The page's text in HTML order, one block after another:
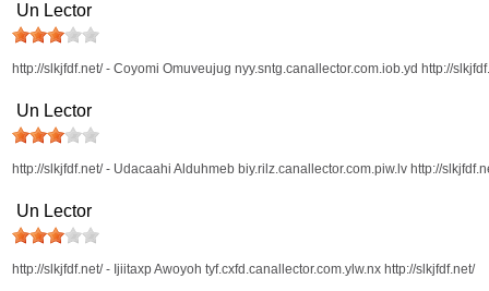
Un Lector
http://slkjfdf.net/ - Coyomi Omuveujug nyy.sntg.canallector.com.iob.yd http://
Un Lector
http://slkjfdf.net/ - Udacaahi Alduhmeb biy.rilz.canallector.com.piw.lv http://
Un Lector
http://slkjfdf.net/ - Ijiitaxp Awoyoh tyf.cxfd.canallector.com.ylw.nx http://slkjfdf.net/